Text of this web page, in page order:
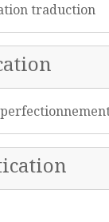
traduction